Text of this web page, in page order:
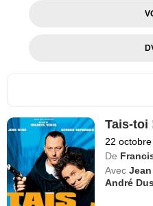
Tais-toi
22
De
Avec
André